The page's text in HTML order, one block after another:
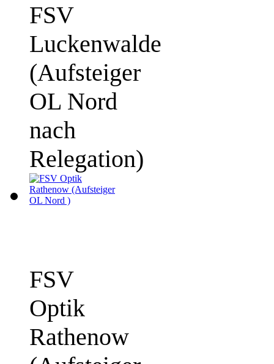
FSV
Luckenwalde
(Aufsteiger
OL Nord
nach
Relegation)
FSV
Optik
Rathenow